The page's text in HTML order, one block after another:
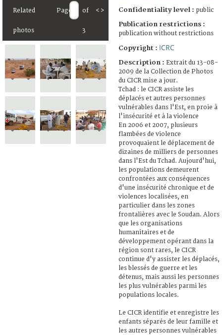
Related
photos
Page of
3
< > Confidentiality level : public
Publication restrictions :
publication without restrictions
Copyright : ICRC
Description : Extrait du 13-08-
2009 de la Collection de Photos
du CICR mise a jour.
Tchad : le CICR assiste les
déplacés et autres personnes
vulnérables dans l'Est, en proie à
l'insécurité et à la violence
En 2006 et 2007, plusieurs
flambées de violence
provoquaient le déplacement de
dizaines de milliers de personnes
dans l'Est du Tchad. Aujourd'hui,
les populations demeurent
confrontées aux conséquences
d'une insécurité chronique et de
violences localisées, en
particulier dans les zones
frontalières avec le Soudan. Alors
que les organisations
humanitaires et de
développement opérant dans la
région sont rares, le CICR
continue d'y assister les déplacés,
les blessés de guerre et les
détenus, mais aussi les personnes
les plus vulnérables parmi les
populations locales.
Le CICR identifie et enregistre les
enfants séparés de leur famille et
les autres personnes vulnérables